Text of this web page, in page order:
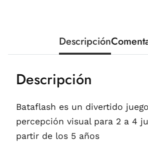
Descripción
Descripción
Bataflash es un divertido
percepción visual para 2 a 4
partir de los 5 años